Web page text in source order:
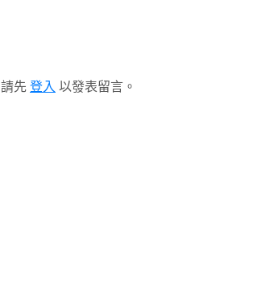
請先 登入 以發表留言。